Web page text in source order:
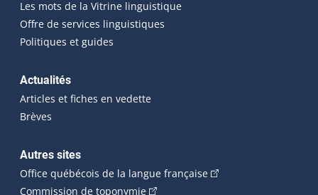
Les mots de la Vitrine linguistique
Offre de services linguistiques
Politiques et guides
Actualités
Articles et fiches en vedette
Brèves
Autres sites
Office québécois de la langue française(Cet hyperlien
Commission de toponymie(Cet hyperlien externe s'ouvrira